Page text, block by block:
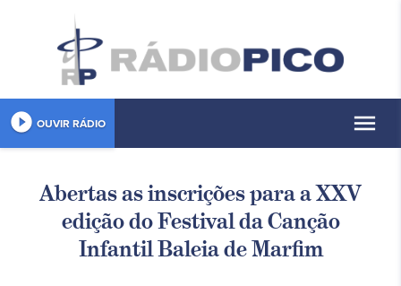
play_circle_filled OUVIR RÁDIO menu
Abertas as inscrições para a XXV
edição do Festival da Canção
Infantil Baleia de Marfim